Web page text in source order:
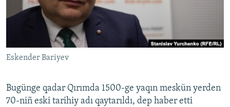
FİKİR
Українською
Eskender Bariyev
Bugünge qadar Qırımda 1500-ge yaqın meskün yerden
70-niñ eski tarihiy adı qaytarıldı, dep haber etti